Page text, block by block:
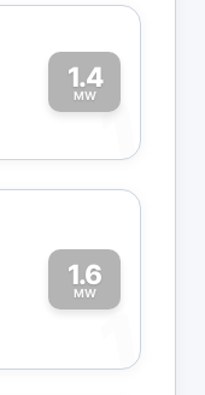
1.4
MW1
1.6
MW
1